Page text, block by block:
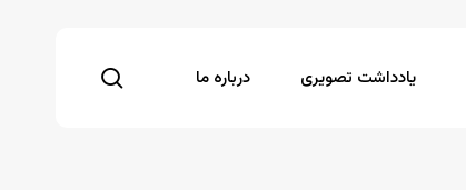
یادداشت تصویری درباره ما search